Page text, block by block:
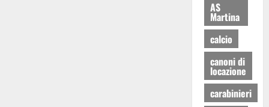
AS
Martina
calcio
canoni di
locazione
carabinieri